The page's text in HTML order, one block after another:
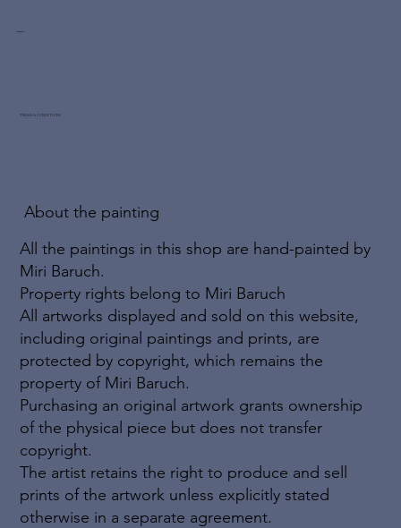
Miri Baruch
TERMS & CONDITIONS
About the painting
All the paintings in this shop are hand-painted by
Miri Baruch.
Property rights belong to Miri Baruch
All artworks displayed and sold on this website,
including original paintings and prints, are
protected by copyright, which remains the
property of Miri Baruch.
Purchasing an original artwork grants ownership
of the physical piece but does not transfer
copyright.
The artist retains the right to produce and sell
prints of the artwork unless explicitly stated
otherwise in a separate agreement.